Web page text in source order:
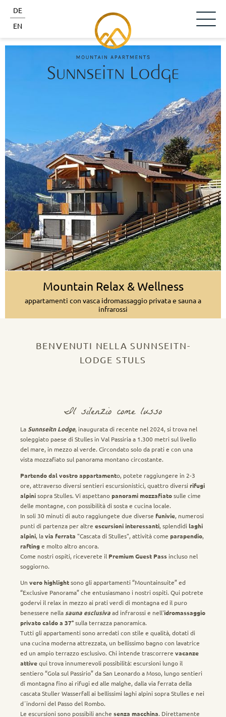
Mountain Relax & Wellness
appartamenti con vasca idromassaggio privata e sauna a
infrarossi
DE
EN
BENVENUTI NELLA SUNNSEITN-
LODGE STULS
Il silenzio come lusso
La Sunnseitn Lodge, inaugurata di recente nel 2024, si trova nel
soleggiato paese di Stulles in Val Passiria a 1.300 metri sul livello
del mare, in mezzo al verde. Circondato solo da prati e con una
vista mozzafiato sul panorama montano circostante.
Partendo dal vostro appartamento, potete raggiungere in 2-3
ore, attraverso diversi sentieri escursionistici, quattro diversi rifugi
alpinisopra Stulles. Vi aspettanopanorami mozzafiatosulle cime
delle montagne, con possibilità di sosta e cucina locale.
In soli 30 minuti di auto raggiungete due diverse funivie, numerosi
punti di partenza per altre escursioni interessanti, splendidi laghi
alpini, lavia ferrata "Cascata di Stulles", attività come parapendio,
raftinge molto altro ancora.
Come nostri ospiti, riceverete il Premium Guest Pass incluso nel
soggiorno.
Un vero highlightsono gli appartamenti “Mountainsuite” ed
“Exclusive Panorama” che entusiasmano i nostri ospiti. Qui potrete
godervi il relax in mezzo ai prati verdi di montagna ed il puro
benessere nella sauna esclusivaad infrarossi e nell'idromassaggio
privato caldo a 37°sulla terrazza panoramica.
Tutti gli appartamenti sono arredati con stile e qualità, dotati di
una cucina moderna attrezzata, un bellissimo bagno con lavatrice
ed un ampio terrazzo esclusivo. Chi intende trascorrere vacanze
attivequi trova innumerevoli possibilità: escursioni lungo il
sentiero “Gola sul Passirio” da San Leonardo a Moso, lungo sentieri
di montagna fino ai rifugi ed alle malghe, dalla via ferrata della
cascata Stuller Wasserfall ai bellissimi laghi alpini sopra Stulles e nei
d´indorni del Passo del Rombo.
Le escursioni sono possibili anche senza macchina. Direttamente